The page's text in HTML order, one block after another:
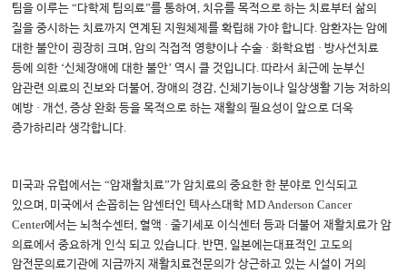
팀을 이루는“다학제 팀의료”를 통하여,치유를 목적으로 하는 치료부터 삶의
질을 중시하는 치료까지 연계된 지원체제를 확립해 가야 합니다.암환자는 암에
대한 불안이 굉장히 크며,암의 직접적 영향이나 수술 ·화학요법 ·방사선치료
등에 의한 ‘신체장애에 대한 불안’역시 클 것입니다.따라서 최근에 눈부신
암관련 의료의 진보와 더불어,장애의 경감,신체기능이나 일상생활 기능 저하의
예방 ·개선,증상 완화 등을 목적으로 하는 재활의 필요성이 앞으로 더욱
증가하리라 생각합니다.
미국과 유럽에서는“암재활치료”가 암치료의 중요한 한 분야로 인식되고
있으며, 미국에서 손꼽히는 암센터인 텍사스대학MD Anderson Cancer
Center에서는 뇌척수센터,혈액 ·줄기세포 이식센터 등과 더불어 재활치료가 암
의료에서 중요하게 인식 되고 있습니다.반면, 일본에는대표적인 고도의
암전문의료기관에 지금까지 재활치료전문의가 상근하고 있는 시설이 거의